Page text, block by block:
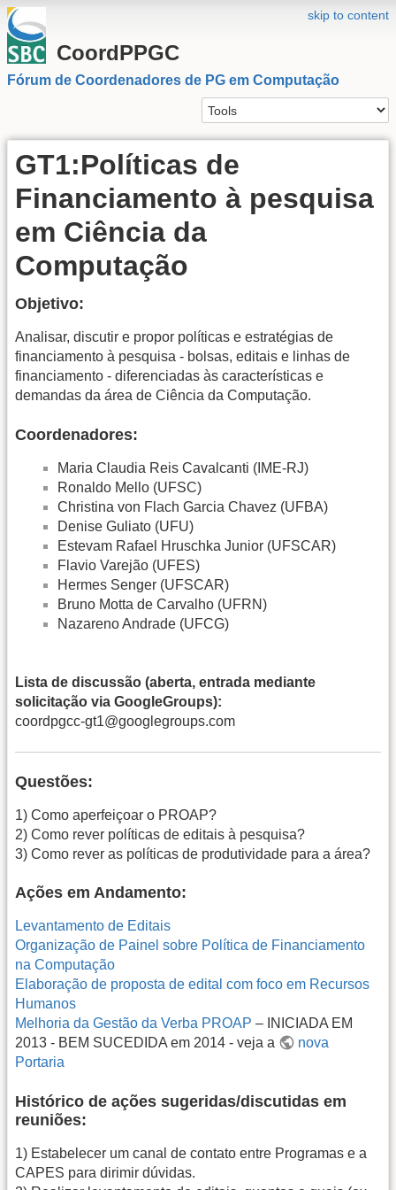
skip to content
CoordPPGC
Fórum de Coordenadores de PG em Computação
GT1:Políticas de
Financiamento à pesquisa
em Ciência da
Computação
Objetivo:
Analisar, discutir e propor políticas e estratégias de
financiamento à pesquisa - bolsas, editais e linhas de
financiamento - diferenciadas às características e
demandas da área de Ciência da Computação.
Coordenadores:
Maria Claudia Reis Cavalcanti (IME-RJ)
Ronaldo Mello (UFSC)
Christina von Flach Garcia Chavez (UFBA)
Denise Guliato (UFU)
Estevam Rafael Hruschka Junior (UFSCAR)
Flavio Varejão (UFES)
Hermes Senger (UFSCAR)
Bruno Motta de Carvalho (UFRN)
Nazareno Andrade (UFCG)
Lista de discussão (aberta, entrada mediante
solicitação via GoogleGroups):
coordpgcc-gt1@googlegroups.com
Questões:
1) Como aperfeiçoar o PROAP?
2) Como rever políticas de editais à pesquisa?
3) Como rever as políticas de produtividade para a área?
Ações em Andamento:
Levantamento de Editais
Organização de Painel sobre Política de Financiamento
na Computação
Elaboração de proposta de edital com foco em Recursos
Humanos
Melhoria da Gestão da Verba PROAP – INICIADA EM
2013 - BEM SUCEDIDA em 2014 - veja a
nova
Portaria
Histórico de ações sugeridas/discutidas em
reuniões:
1) Estabelecer um canal de contato entre Programas e a
CAPES para dirimir dúvidas.